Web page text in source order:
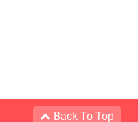
Back To Top